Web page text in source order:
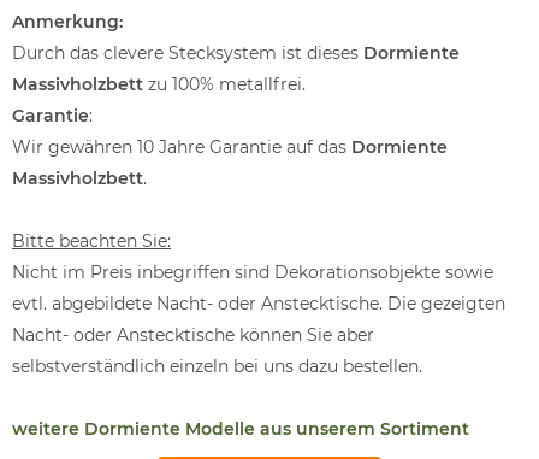
Anmerkung:
Durch das clevere Stecksystem ist dieses Dormiente
Massivholzbett zu 100% metallfrei.
Garantie:
Wir gewähren 10 Jahre Garantie auf das Dormiente
Massivholzbett.
Bitte beachten Sie:
Nicht im Preis inbegriffen sind Dekorationsobjekte sowie
evtl. abgebildete Nacht- oder Anstecktische. Die gezeigten
Nacht- oder Anstecktische können Sie aber
selbstverständlich einzeln bei uns dazu bestellen.
weitere Dormiente Modelle aus unserem Sortiment